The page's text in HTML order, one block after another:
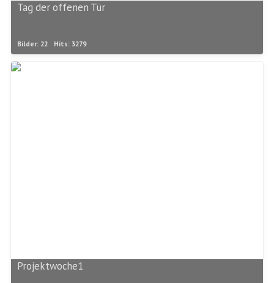
Tag der offenen Tür
Bilder: 22 Hits: 3279
Projektwoche1